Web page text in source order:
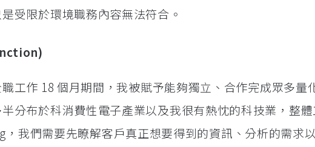
受限於環境職務內容無法符合。
工作 18 個月期間，我被賦予能夠獨立、合作完成眾多量
分布於科消費性電子產業以及我很有熱忱的科技業，整體
我們需要先瞭解客戶真正想要得到的資訊、分析的需求